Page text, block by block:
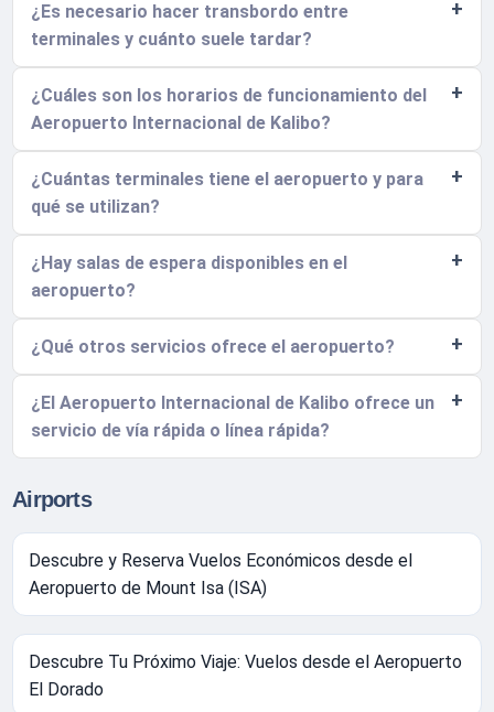
¿Es necesario hacer transbordo entre
terminales y cuánto suele tardar?
¿Cuáles son los horarios de funcionamiento del
Aeropuerto Internacional de Kalibo?
¿Cuántas terminales tiene el aeropuerto y para
qué se utilizan?
¿Hay salas de espera disponibles en el
aeropuerto?
¿Qué otros servicios ofrece el aeropuerto?
¿El Aeropuerto Internacional de Kalibo ofrece un
servicio de vía rápida o línea rápida?
Airports
Descubre y Reserva Vuelos Económicos desde el
Aeropuerto de Mount Isa (ISA)
Descubre Tu Próximo Viaje: Vuelos desde el Aeropuerto
El Dorado